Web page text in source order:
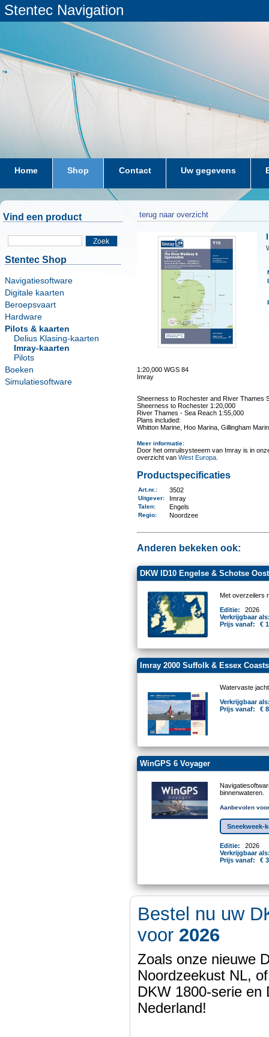
Stentec Navigation
Home Shop Contact Uw gegevens
Vind een product
Zoek
Stentec Shop
Navigatiesoftware
Digitale kaarten
Beroepsvaart
Hardware
Pilots & kaarten
Delius Klasing-kaarten
Imray-kaarten
Pilots
Boeken
Simulatiesoftware
terug naar overzicht
1:20,000 WGS 84
Imray
Sheerness to Rochester and River Thames
Sheerness to Rochester 1:20,000
River Thames - Sea Reach 1:55,000
Plans included:
Whitton Marine, Hoo Marina, Gillingham
Meer informatie:
Door het omruilsysteeem van Imray is in
overzicht van West Europa.
Productspecificaties
Art.nr. : 3502
Uitgever: Imray
Talen: Engels
Regio: Noordzee
Anderen bekeken ook:
DKW ID10 Engelse & Schotse
Met overzeilers
Editie:
2026
Verkrijgbaar
Prijs vanaf:
€
Imray 2000 Suffolk & Essex
Watervaste
Verkrijgbaar
Prijs vanaf:
€
WinGPS 6 Voyager
binnenwateren.
Aanbevolen
Sneekweek-
Editie:
2026
Verkrijgbaar
Prijs vanaf:
€
Bestel nu uw
voor 2026
Zoals onze nieuwe
Noordzeekust NL,
DKW 1800-serie en
Nederland!